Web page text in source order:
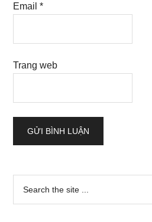
Email*
Trang web
Sidebar
chính